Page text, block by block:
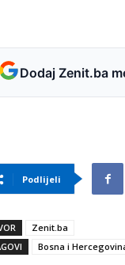
Dodaj Zenit.ba
Podlijeli
Zenit.ba
Bosna i